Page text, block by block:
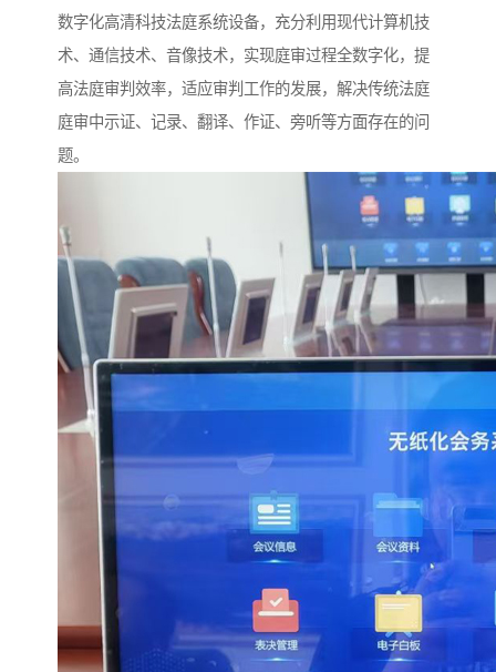
数字化高清科技法庭系统设备，充分利用现代计算机技
术、通信技术、音像技术，实现庭审过程全数字化，提
高法庭审判效率，适应审判工作的发展，解决传统法庭
庭审中示证、记录、翻译、作证、旁听等方面存在的问
题。